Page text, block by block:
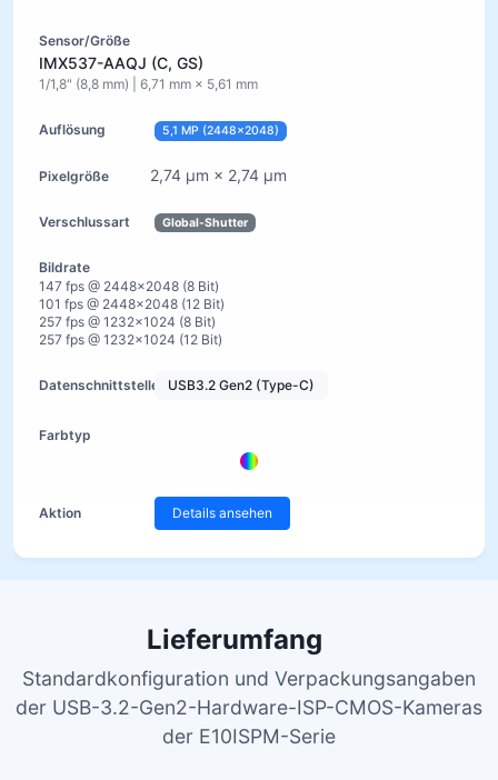
IMX537-AAQJ (C, GS)
1/1,8" (8,8 mm) | 6,71 mm × 5,61 mm
5,1 MP (2448×2048)
2,74 µm × 2,74 µm
Global-Shutter
147 fps @ 2448×2048 (8 Bit)
101 fps @ 2448×2048 (12 Bit)
257 fps @ 1232×1024 (8 Bit)
257 fps @ 1232×1024 (12 Bit)
USB3.2 Gen2 (Type-C)
Details ansehen
Lieferumfang
Standardkonfiguration und Verpackungsangaben
der USB-3.2-Gen2-Hardware-ISP-CMOS-Kameras
der E10ISPM-Serie